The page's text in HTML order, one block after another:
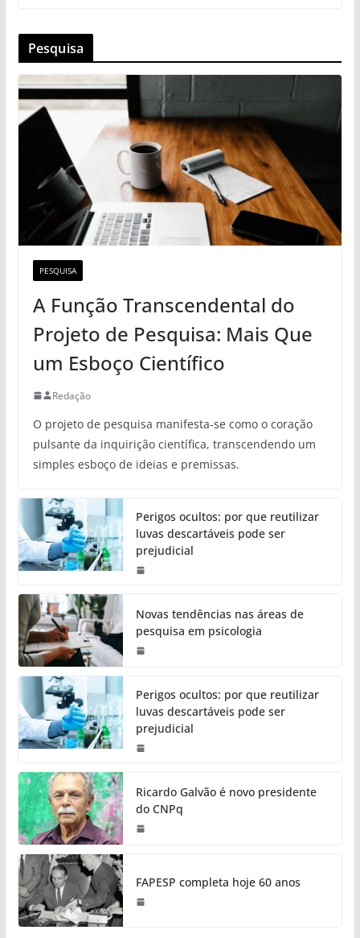
Pesquisa
PESQUISA
A Função Transcendental do
Projeto de Pesquisa: Mais Que
um Esboço Científico
Redação
O projeto de pesquisa manifesta-se como o coração
pulsante da inquirição científica, transcendendo um
simples esboço de ideias e premissas.
Perigos ocultos: por que reutilizar
luvas descartáveis pode ser
prejudicial
Novas tendências nas áreas de
pesquisa em psicologia
Perigos ocultos: por que reutilizar
luvas descartáveis pode ser
prejudicial
Ricardo Galvão é novo presidente
do CNPq
FAPESP completa hoje 60 anos